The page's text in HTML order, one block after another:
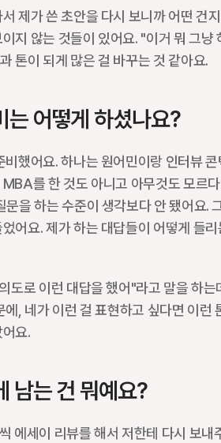
제가 쓴 초안을 다시 보니까 어떤 건
지 않는 것들이 있어요. "이거 뭐 그
톤이 되게 많은 걸 바꾸는 것 같아요.
는 어떻게 하셨나요?
비했어요. 하나는 원어민이랑 인터뷰
를 한 것도 아니고 아무것도 모르
문을 하는 수준이 생각보다 안 됐어요.
어요. 제가 하는 대답들이 어떻게 들
도로 이런 대답을 했어"라고 말을 하
에, 네가 이런 걸 표현하고 싶다면 이런
요.
남는 건 뭐예요?
에세이 리뷰를 해서 저한테 다시 보